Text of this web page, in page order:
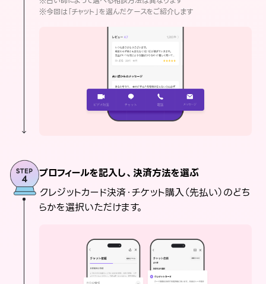
※今回は「チャット」を選んだケースをご紹介します
プロフィールを記入し、決済方法を選ぶ
クレジットカード決済・チケット購入（先払い）のどち
らかを選択いただけます。